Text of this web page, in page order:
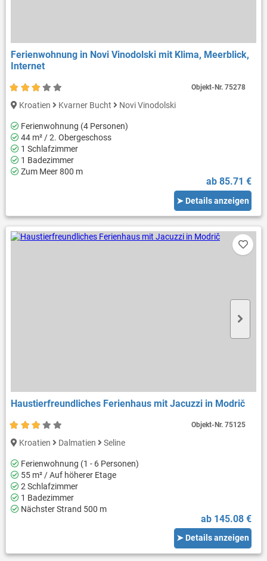
Ferienwohnung in Novi Vinodolski mit Klima, Meerblick,
Internet
Kroatien Kvarner Bucht Novi Vinodolski
Ferienwohnung (4 Personen)
44 m² / 2. Obergeschoss
1 Schlafzimmer
1 Badezimmer
Zum Meer 800 m
ab 85.71 €
➤ Details anzeigen
Objekt-Nr.75278
Haustierfreundliches Ferienhaus mit Jacuzzi in Modrič
Kroatien Dalmatien Seline
Ferienwohnung (1 - 6 Personen)
55 m² / Auf höherer Etage
2 Schlafzimmer
1 Badezimmer
Nächster Strand 500 m
ab 145.08 €
➤ Details anzeigen
Objekt-Nr.75125